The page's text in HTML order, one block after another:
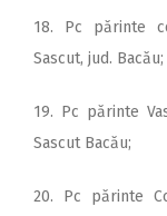
18. Pc părinte
Sascut, jud. Bacău;
19. Pc părinte
Sascut Bacău;
20. Pc părinte